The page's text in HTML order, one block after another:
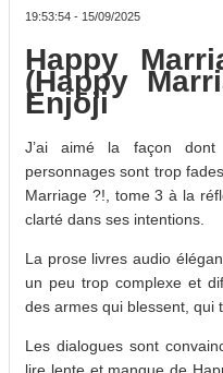
19:53:54 - 15/09/2025
Happy
(Happy
Enjōji
J’ai aimé la façon dont
personnages sont trop
Marriage ?!, tome 3 à la
clarté dans ses intentions.
La prose livres audio
un peu trop complexe et
des armes qui blessent, qui
Les dialogues sont
lire lente et manque de